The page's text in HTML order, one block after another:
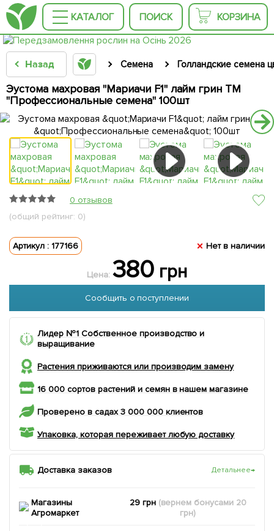
КАТАЛОГ ПОИСК КОРЗИНА
Назад Семена Голландские семена
Эустома махровая "Мариачи F1" лайм грин ТМ
"Профессиональные семена" 100шт
0 отзывов
(общий рейтинг: 0)
Артикул : 177166 Нет в наличии
Цена: 380 грн
Сообщить о поступлении
Лидер №1 Собственное производство и
выращивание
Растения приживаются или производим замену
16 000 сортов растений и семян в нашем магазине
Проверено в садах 3 000 000 клиентов
Упаковка, которая переживает любую доставку
Доставка заказов Детальнее→
Магазины
Агромаркет
29 грн (вернем бонусами 20
грн)